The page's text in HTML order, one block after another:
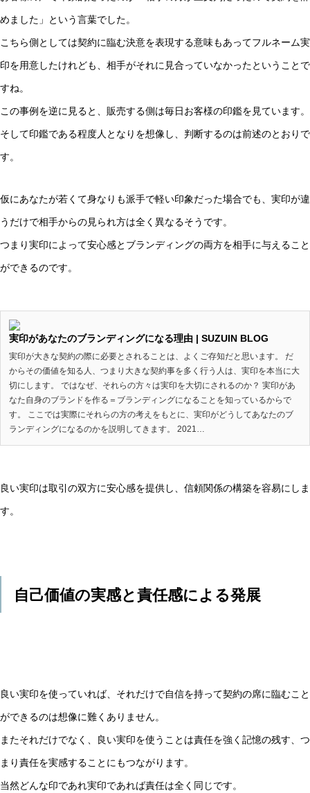
めました」という言葉でした。
こちら側としては契約に臨む決意を表現する意味もあってフルネーム実
印を用意したけれども、相手がそれに見合っていなかったということで
すね。
この事例を逆に見ると、販売する側は毎日お客様の印鑑を見ています。
そして印鑑である程度人となりを想像し、判断するのは前述のとおりで
す。
仮にあなたが若くて身なりも派手で軽い印象だった場合でも、実印が違
うだけで相手からの見られ方は全く異なるそうです。
つまり実印によって安心感とブランディングの両方を相手に与えること
ができるのです。
実印があなたのブランディングになる理由 | SUZUIN BLOG
実印が大きな契約の際に必要とされることは、よくご存知だと思います。 だ
からその価値を知る人、つまり大きな契約事を多く行う人は、実印を本当に大
切にします。 ではなぜ、それらの方々は実印を大切にされるのか？ 実印があ
なた自身のブランドを作る＝ブランディングになることを知っているからで
す。 ここでは実際にそれらの方の考えをもとに、実印がどうしてあなたのブ
ランディングになるのかを説明してきます。 2021…
良い実印は取引の双方に安心感を提供し、信頼関係の構築を容易にしま
す。
自己価値の実感と責任感による発展
良い実印を使っていれば、それだけで自信を持って契約の席に臨むこと
ができるのは想像に難くありません。
またそれだけでなく、良い実印を使うことは責任を強く記憶の残す、つ
まり責任を実感することにもつながります。
当然どんな印であれ実印であれば責任は全く同じです。